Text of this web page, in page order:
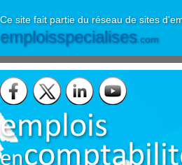
Ce site fait partie du réseau de sites
emploisspecialises.com